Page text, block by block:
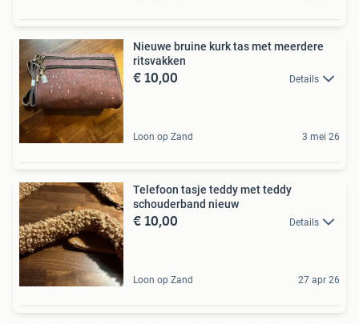
Nieuwe bruine kurk tas met meerdere
ritsvakken
€ 10,00 Details
Loon op Zand 3 mei 26
Telefoon tasje teddy met teddy
schouderband nieuw
€ 10,00 Details
Loon op Zand 27 apr 26